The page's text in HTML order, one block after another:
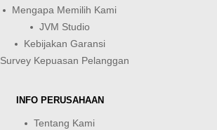
Mengapa Memilih Kami
JVM Studio
Kebijakan Garansi
Survey Kepuasan Pelanggan
INFO PERUSAHAAN
Tentang Kami